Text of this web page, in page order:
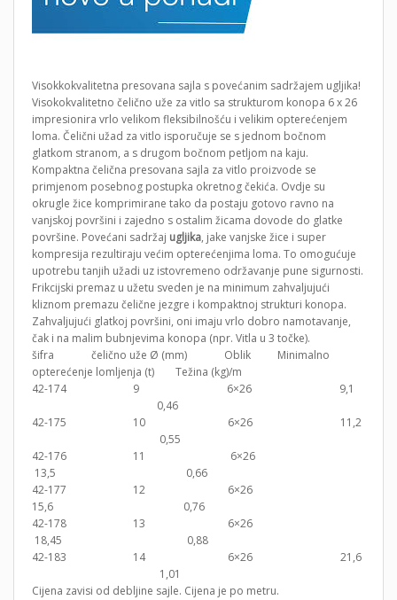
Visokkokvalitetna presovana sajla s povećanim sadržajem ugljika!
Visokokvalitetno čelično uže za vitlo sa strukturom konopa 6 x 26
impresionira vrlo velikom fleksibilnošću i velikim opterećenjem
loma. Čelični užad za vitlo isporučuje se s jednom bočnom
glatkom stranom, a s drugom bočnom petljom na kaju.
Kompaktna čelična presovana sajla za vitlo proizvode se
primjenom posebnog postupka okretnog čekića. Ovdje su
okrugle žice komprimirane tako da postaju gotovo ravno na
vanjskoj površini i zajedno s ostalim žicama dovode do glatke
površine. Povećani sadržaj ugljika, jake vanjske žice i super
kompresija rezultiraju većim opterećenjima loma. To omogućuje
upotrebu tanjih užadi uz istovremeno održavanje pune sigurnosti.
Frikcijski premaz u užetu sveden je na minimum zahvaljujući
kliznom premazu čelične jezgre i kompaktnoj strukturi konopa.
Zahvaljujući glatkoj površini, oni imaju vrlo dobro namotavanje,
čak i na malim bubnjevima konopa (npr. Vitla u 3 točke).
šifra čelično uže Ø (mm) Oblik Minimalno
opterećenje lomljenja (t) Težina (kg)/m
42-174 9 6×26 9,1
0,46
42-175 10 6×26 11,2
0,55
42-176 11 6×26
13,5 0,66
42-177 12 6×26
15,6 0,76
42-178 13 6×26
18,45 0,88
42-183 14 6×26 21,6
1,01
Cijena zavisi od debljine sajle. Cijena je po metru.